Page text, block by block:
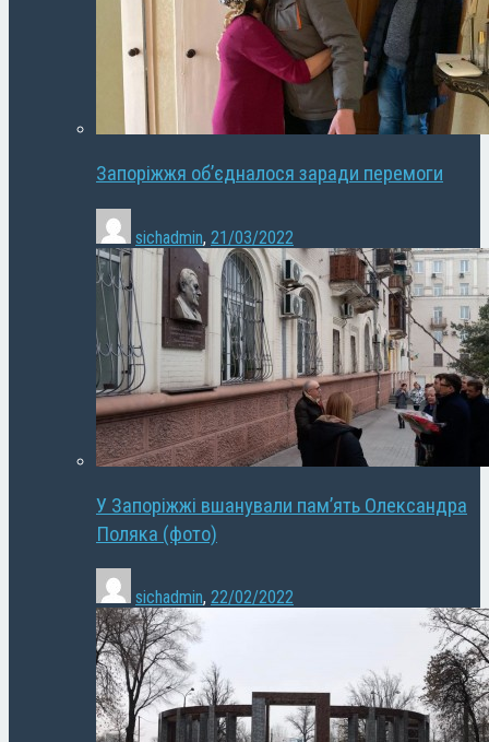
Запоріжжя об’єдналося заради перемоги
sichadmin, 21/03/2022
У Запоріжжі вшанували пам’ять Олександра
Поляка (фото)
sichadmin, 22/02/2022